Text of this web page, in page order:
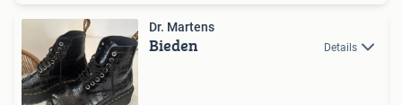
Dr. Martens
Bieden Details